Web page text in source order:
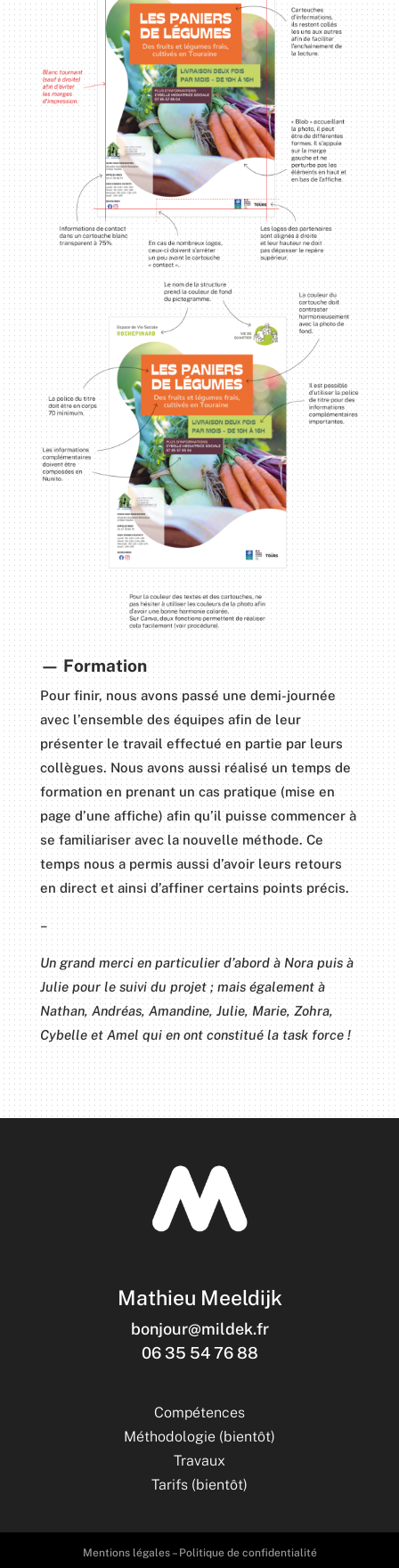
— Formation
Pour finir, nous avons passé une demi-journée
avec l’ensemble des équipes afin de leur
présenter le travail effectué en partie par leurs
collègues. Nous avons aussi réalisé un temps de
formation en prenant un cas pratique (mise en
page d’une affiche) afin qu’il puisse commencer à
se familiariser avec la nouvelle méthode. Ce
temps nous a permis aussi d’avoir leurs retours
en direct et ainsi d’affiner certains points précis.
–
Un grand merci en particulier d’abord à Nora puis à
Julie pour le suivi du projet ; mais également à
Nathan, Andréas, Amandine, Julie, Marie, Zohra,
Cybelle et Amel qui en ont constitué la task force !
Mathieu Meeldijk
bonjour@mildek.fr
06 35 54 76 88
Compétences
Méthodologie (bientôt)
Travaux
Tarifs (bientôt)
Mentions légales– Politique de confidentialité